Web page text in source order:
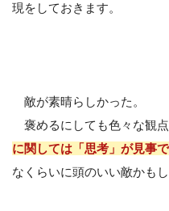
現をしておきます。
敵が素晴らしかった。
褒めるにしても色々な観点
に関しては「思考」が見事で
なくらいに頭のいい敵かもし